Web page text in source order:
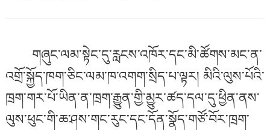
གཞུང་ལམ་སྟེང་དུ་རླངས་འཁོར་དང་མི་ཚོགས་མང་ན་
འགྲོ་སྐྱོད་ཁག་ཅིང་ལམ་ཁ་འགག་སྲིད་པ་ལྟར། མིའི་ལུས་པོའི་
ཁྲག་གར་པོ་ཡིན་ན་ཁྲག་རྒྱུན་གྱི་མྱུར་ཚད་དལ་དུ་ཕྱིན་ནས་
ལུས་ཕུང་གི་ཆ་ཤས་གང་རུང་དང་དོན་སྣོད་གཙོ་བོར་ཁྲག་